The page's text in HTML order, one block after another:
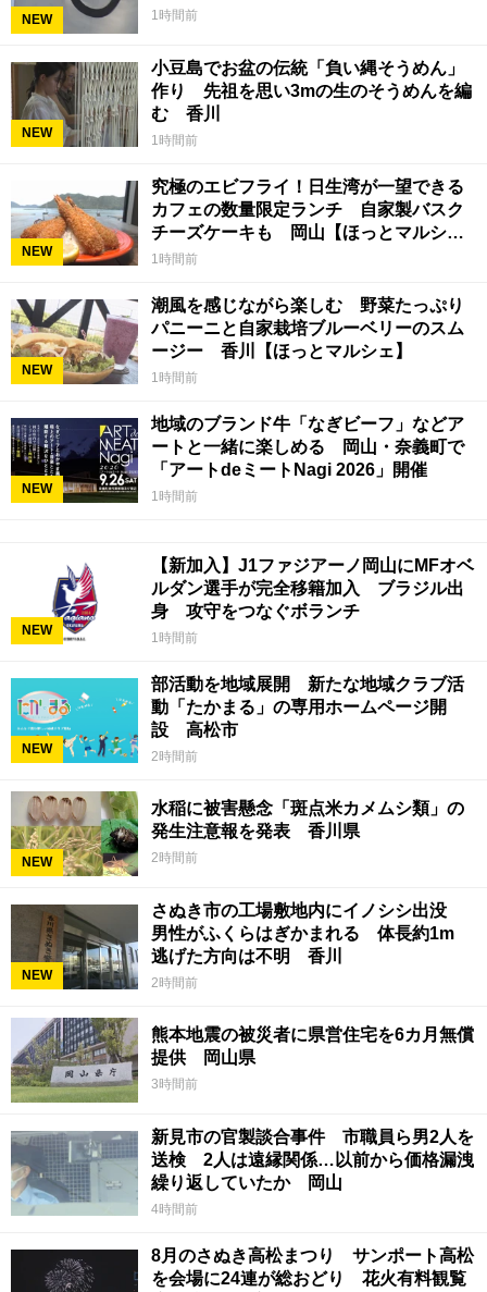
NEW 1時間前
NEW
小豆島でお盆の伝統「負い縄そうめん」
作り 先祖を思い3mの生のそうめんを編
む 香川
1時間前
NEW
究極のエビフライ！日生湾が一望できる
カフェの数量限定ランチ 自家製バスク
チーズケーキも 岡山【ほっとマルシ
ェ】
1時間前
NEW
潮風を感じながら楽しむ 野菜たっぷり
パニーニと自家栽培ブルーベリーのスム
ージー 香川【ほっとマルシェ】
1時間前
NEW
地域のブランド牛「なぎビーフ」などア
ートと一緒に楽しめる 岡山・奈義町で
「アートdeミートNagi 2026」開催
1時間前
NEW
【新加入】J1ファジアーノ岡山にMFオベ
ルダン選手が完全移籍加入 ブラジル出
身 攻守をつなぐボランチ
1時間前
NEW
部活動を地域展開 新たな地域クラブ活
動「たかまる」の専用ホームページ開
設 高松市
2時間前
NEW
水稲に被害懸念「斑点米カメムシ類」の
発生注意報を発表 香川県
2時間前
NEW
さぬき市の工場敷地内にイノシシ出没
男性がふくらはぎかまれる 体長約1m
逃げた方向は不明 香川
2時間前
熊本地震の被災者に県営住宅を6カ月無償
提供 岡山県
3時間前
新見市の官製談合事件 市職員ら男2人を
送検 2人は遠縁関係…以前から価格漏洩
繰り返していたか 岡山
4時間前
8月のさぬき高松まつり サンポート高松
を会場に24連が総おどり 花火有料観覧